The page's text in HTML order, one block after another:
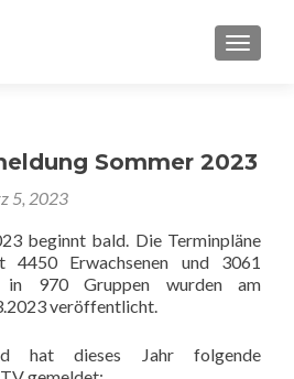
Sommer 2023
5, 2023
beginnt bald. Die Terminpläne
Erwachsenen und 3061
in 970 Gruppen wurden am
veröffentlicht.
hat dieses Jahr folgende